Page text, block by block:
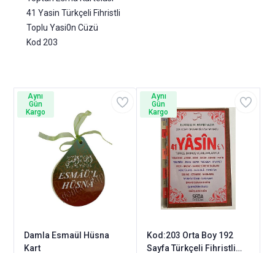
41 Yasin Türkçeli Fihristli
Toplu Yasi0n Cüzü
Kod 203
Damla Esmaül Hüsna
Kart
Aynı
Gün
Kargo
Kod:203 Orta Boy 192
Sayfa Türkçeli Fihristli
Aynı
Gün
Kargo